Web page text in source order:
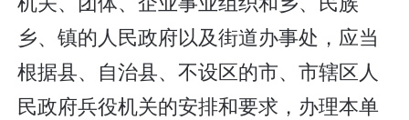
乡、镇的人民政府以及街道办事处，应当
根据县、自治县、不设区的市、市辖区人
民政府兵役机关的安排和要求，办理本单